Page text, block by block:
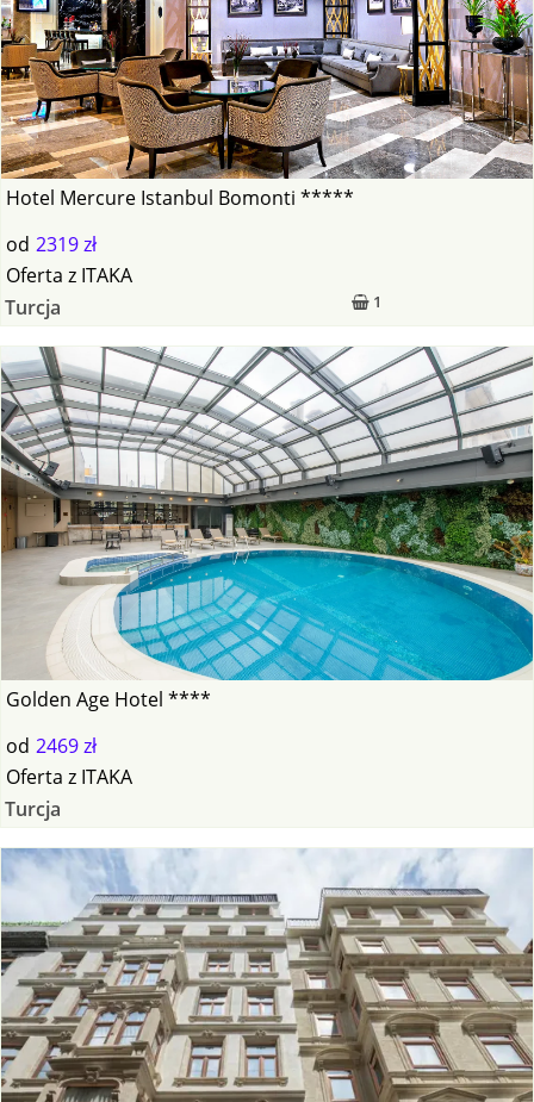
Hotel Mercure Istanbul Bomonti *****
od 2319 zł
1
Oferta z ITAKA
Turcja
Golden Age Hotel ****
od 2469 zł
Oferta z ITAKA
Turcja